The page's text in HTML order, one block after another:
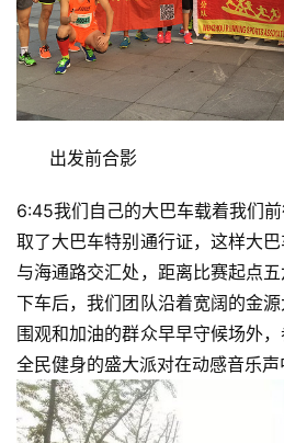
出发前合影
6:45我们自己的大巴车载着我们
取了大巴车特别通行证，这样大
与海通路交汇处，距离比赛起点五
下车后，我们团队沿着宽阔的金源
围观和加油的群众早早守候场外
全民健身的盛大派对在动感音乐声